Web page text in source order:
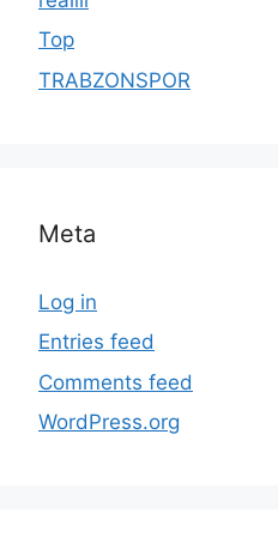
Top
TRABZONSPOR
Meta
Log in
Entries feed
Comments feed
WordPress.org